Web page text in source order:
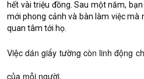
hết vài triệu đồng. Sau một năm,
mới phong cảnh và bàn làm việc mà
quan tâm tới họ.
Việc dángiấy tường còn linh động
của mỗi người.